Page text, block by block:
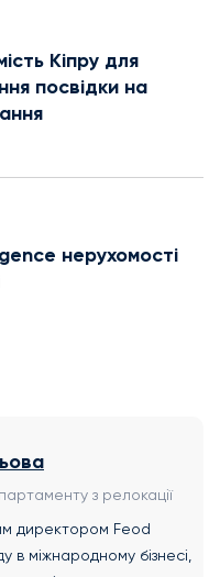
Кіпру для
посвідки на
нерухомості
з релокації
директором Feod
в міжнародному бізнесі,